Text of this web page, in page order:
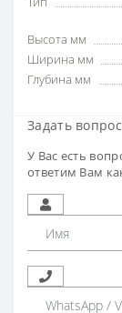
Высота мм
Ширина мм
Глубина мм
Задать вопрос
У Вас есть
ответим Вам